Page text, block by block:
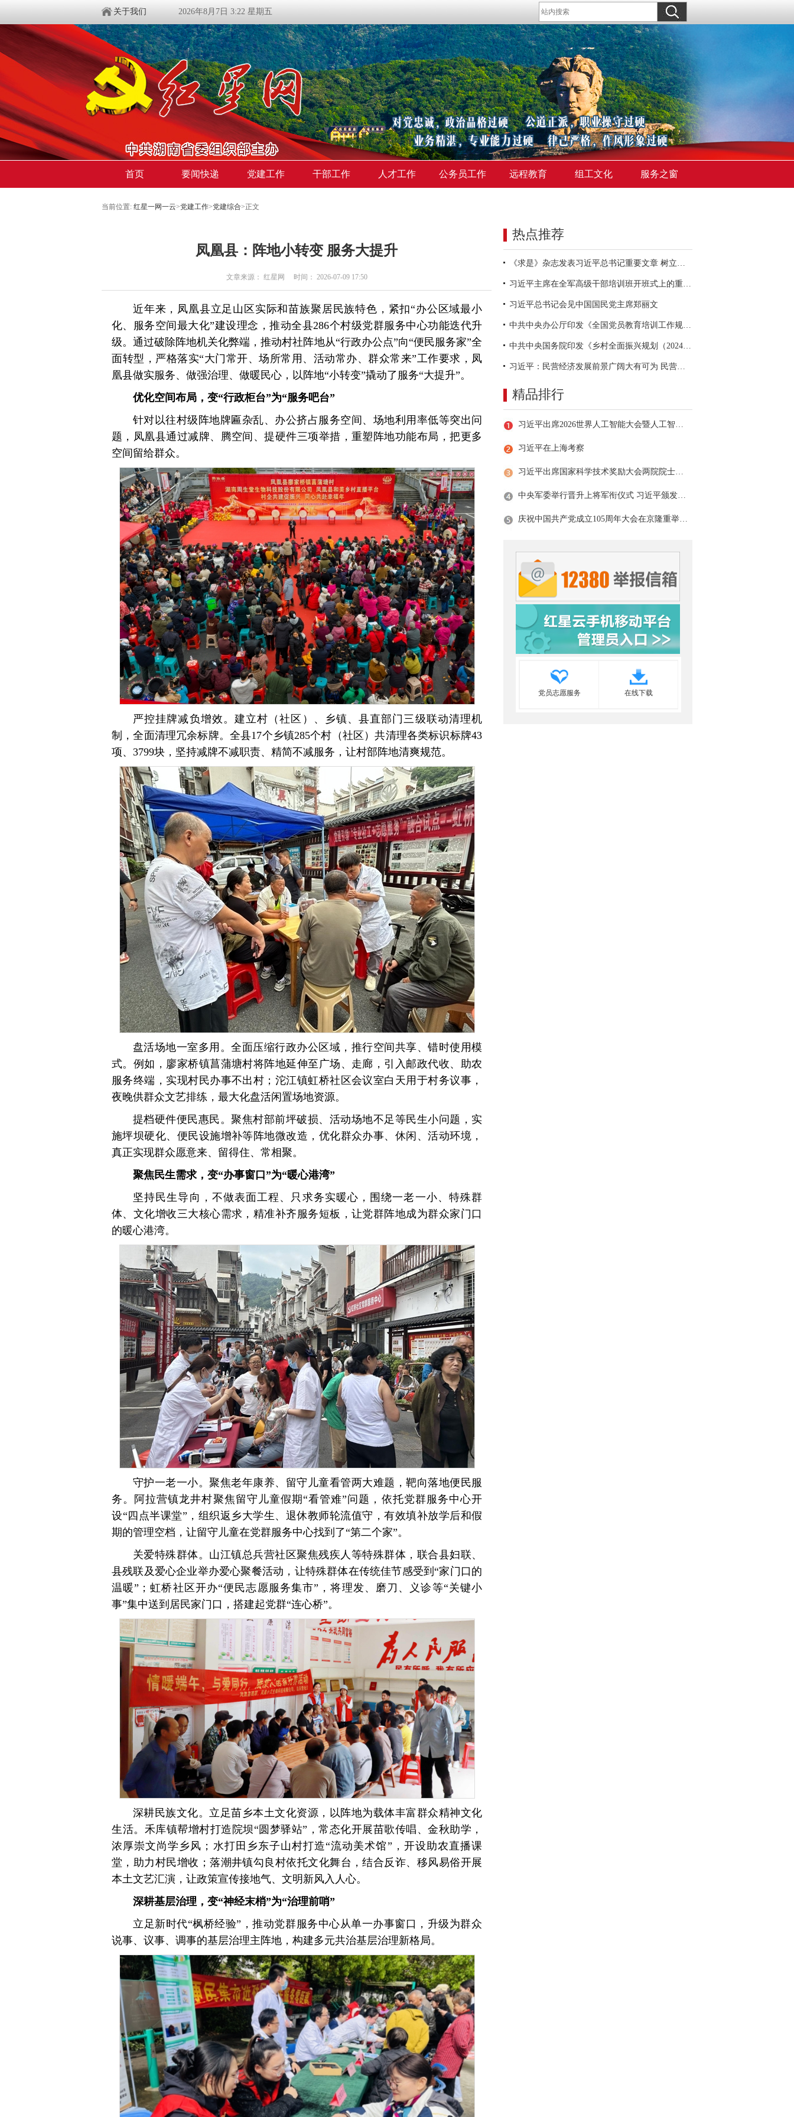
关于我们 2026年8月7日 3:22 星期五
首页 要闻快递 党建工作 干部工作 人才工作 公务员工作 远程教育 组工文化 服务之窗
当前位置: 红星一网一云>党建工作>党建综合>正文
凤凰县：阵地小转变 服务大提升
文章来源： 红星网 时间： 2026-07-09 17:50
近年来，凤凰县立足山区实际和苗族聚居民族特色，紧扣“办公区域最小
化、服务空间最大化”建设理念，推动全县286个村级党群服务中心功能迭代升
级。通过破除阵地机关化弊端，推动村社阵地从“行政办公点”向“便民服务家”全
面转型，严格落实“大门常开、场所常用、活动常办、群众常来”工作要求，凤
凰县做实服务、做强治理、做暖民心，以阵地“小转变”撬动了服务“大提升”。
优化空间布局，变“行政柜台”为“服务吧台”
针对以往村级阵地牌匾杂乱、办公挤占服务空间、场地利用率低等突出问
题，凤凰县通过减牌、腾空间、提硬件三项举措，重塑阵地功能布局，把更多
空间留给群众。
严控挂牌减负增效。建立村（社区）、乡镇、县直部门三级联动清理机
制，全面清理冗余标牌。全县17个乡镇285个村（社区）共清理各类标识标牌43
项、3799块，坚持减牌不减职责、精简不减服务，让村部阵地清爽规范。
盘活场地一室多用。全面压缩行政办公区域，推行空间共享、错时使用模
式。例如，廖家桥镇菖蒲塘村将阵地延伸至广场、走廊，引入邮政代收、助农
服务终端，实现村民办事不出村；沱江镇虹桥社区会议室白天用于村务议事，
夜晚供群众文艺排练，最大化盘活闲置场地资源。
提档硬件便民惠民。聚焦村部前坪破损、活动场地不足等民生小问题，实
施坪坝硬化、便民设施增补等阵地微改造，优化群众办事、休闲、活动环境，
真正实现群众愿意来、留得住、常相聚。
聚焦民生需求，变“办事窗口”为“暖心港湾”
坚持民生导向，不做表面工程、只求务实暖心，围绕一老一小、特殊群
体、文化增收三大核心需求，精准补齐服务短板，让党群阵地成为群众家门口
的暖心港湾。
守护一老一小。聚焦老年康养、留守儿童看管两大难题，靶向落地便民服
务。阿拉营镇龙井村聚焦留守儿童假期“看管难”问题，依托党群服务中心开
设“四点半课堂”，组织返乡大学生、退休教师轮流值守，有效填补放学后和假
期的管理空档，让留守儿童在党群服务中心找到了“第二个家”。
关爱特殊群体。山江镇总兵营社区聚焦残疾人等特殊群体，联合县妇联、
县残联及爱心企业举办爱心聚餐活动，让特殊群体在传统佳节感受到“家门口的
温暖”；虹桥社区开办“便民志愿服务集市”，将理发、磨刀、义诊等“关键小
事”集中送到居民家门口，搭建起党群“连心桥”。
深耕民族文化。立足苗乡本土文化资源，以阵地为载体丰富群众精神文化
生活。禾库镇帮增村打造院坝“圆梦驿站”，常态化开展苗歌传唱、金秋助学，
浓厚崇文尚学乡风；水打田乡东子山村打造“流动美术馆”，开设助农直播课
堂，助力村民增收；落潮井镇勾良村依托文化舞台，结合反诈、移风易俗开展
本土文艺汇演，让政策宣传接地气、文明新风入人心。
深耕基层治理，变“神经末梢”为“治理前哨”
立足新时代“枫桥经验”，推动党群服务中心从单一办事窗口，升级为群众
说事、议事、调事的基层治理主阵地，构建多元共治基层治理新格局。
热点推荐
《求是》杂志发表习近平总书记重要文章 树立和践行正确政绩观
习近平主席在全军高级干部培训班开班式上的重要讲话引领全军开展思想整风、深化政治整训
习近平总书记会见中国国民党主席郑丽文
中共中央办公厅印发《全国党员教育培训工作规划（2024－2028年）》
中共中央国务院印发《乡村全面振兴规划（2024—2027年）》
习近平：民营经济发展前景广阔大有可为 民营企业和民营企业家大显身手正当其时
精品排行
习近平出席2026世界人工智能大会暨人工智能全球治理高级别会议开幕式并发表主旨讲话
习近平在上海考察
习近平出席国家科学技术奖励大会两院院士大会中国科协第十一次全国代表大会并发表重要讲话
中央军委举行晋升上将军衔仪式 习近平颁发命令状并向晋衔的军官表示祝贺
庆祝中国共产党成立105周年大会在京隆重举行 习近平发表重要讲话
党员志愿服务 在线下载